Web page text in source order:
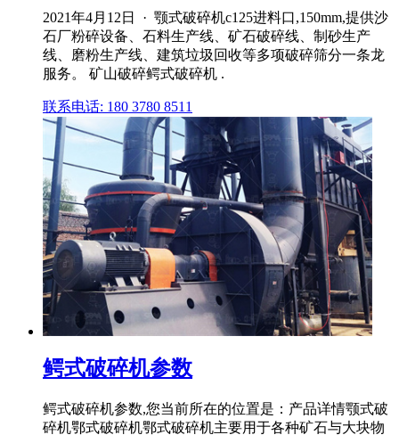
2021年4月12日 · 颚式破碎机c125进料口,150mm,提供沙
石厂粉碎设备、石料生产线、矿石破碎线、制砂生产
线、磨粉生产线、建筑垃圾回收等多项破碎筛分一条龙
服务。 矿山破碎鳄式破碎机 .
联系电话: 180 3780 8511
鳄式破碎机参数
鳄式破碎机参数,您当前所在的位置是：产品详情颚式破
碎机鄂式破碎机鄂式破碎机主要用于各种矿石与大块物